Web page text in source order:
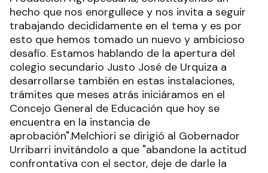
hecho que nos enorgullece y nos invita a seguir
trabajando decididamente en el tema y es por
esto que hemos tomado un nuevo y ambicioso
desafío. Estamos hablando de la apertura del
colegio secundario Justo José de Urquiza a
desarrollarse también en estas instalaciones,
trámites que meses atrás iniciáramos en el
Concejo General de Educación que hoy se
encuentra en la instancia de
aprobación".Melchiori se dirigió al Gobernador
Urribarri invitándolo a que "abandone la actitud
confrontativa con el sector, deje de darle la